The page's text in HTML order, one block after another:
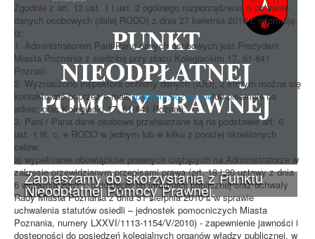
Zapraszamy do skorzystania z Punktu
Nieodpłatnej Pomocy Prawnej.
Zgodnie z art. 13 ust. 1 i ust. 2 ogólnego rozporządzenia o ochronie
danych osobowych (dalej RODO) z dnia 27 kwietnia 2016 r. informuję,
iż:
1. Administratorem Pani/Pana danych osobowych jest Prezydent
Miasta Poznania z siedzibą przy placu Kolegiackim 17, 61-841
Poznań.
2. Wyznaczono inspektora ochrony danych (IOD), z którym można się
kontaktować poprzez e-mail:iod@um.poznan.pllub pisemnie na
adres: plac Kolegiacki 17, 61-841 Poznań.
3. Pani / Pana dane osobowe przetwarzane są na podstawie art. 6
ust. 1 lit, c, e RODO w jednym lub w kilku z poniżej określonych
celów:
a) wypełnianie obowiązków prawnych ciążących na Administratorze w
zakresie przewidzianym przepisami prawa (art. 18 i 20 ustawy z dnia
6 września 2001 r. o dostępie do informacji publicznej oraz uchwały
Rady Miasta Poznania z dnia 31 sierpnia 2010 r. w sprawie
uchwalenia statutów osiedli – jednostek pomocniczych Miasta
Poznania, numery LXXVI/1113-1154/V/2010) - zapewnienie jawności i
dostępności do posiedzeń kolegialnych organów władzy publicznej, w